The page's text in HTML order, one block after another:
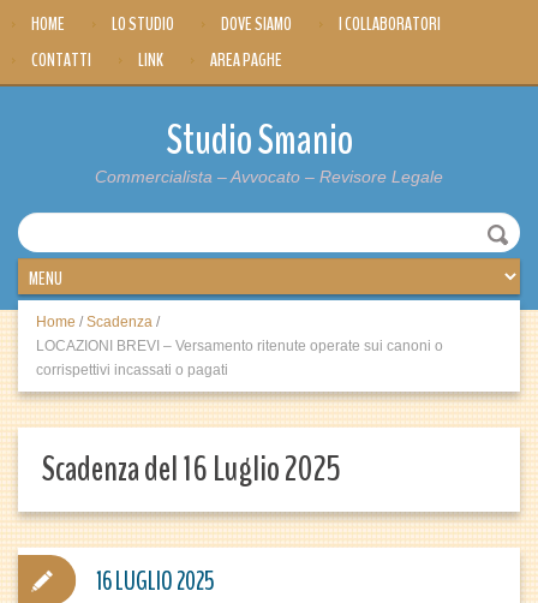
HOME LO STUDIO DOVE SIAMO
I COLLABORATORI
CONTATTI
LINK AREA PAGHE
Studio Smanio
Commercialista – Avvocato – Revisore Legale
Home / Scadenza /
LOCAZIONI BREVI – Versamento ritenute operate sui canoni o
corrispettivi incassati o pagati
Scadenza del 16 Luglio 2025
16 LUGLIO 2025